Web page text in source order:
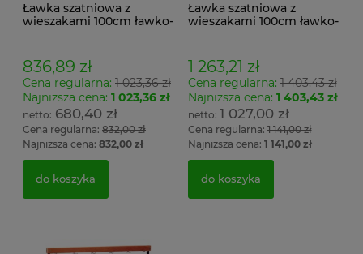
Ławka szatniowa z
wieszakami 100cm ławko-
836,89 zł
Cena regularna: 1 023,36 zł
Najniższa cena: 1 023,36 zł
680,40 zł
Cena regularna: 832,00 zł
Najniższa cena: 832,00 zł
do koszyka
Ławka szatniowa z
wieszakami 100cm ławko-
1 263,21 zł
Cena regularna:1 403,43 zł
Najniższa cena: 1 403,43 zł
1 027,00 zł
Cena regularna:1 141,00 zł
Najniższa cena: 1 141,00 zł
do koszyka